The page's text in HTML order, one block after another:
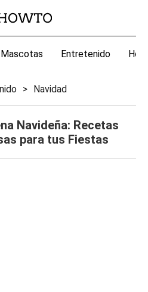
Mascotas Entretenido
Navidad
Navideña: Recetas
para tus Fiestas